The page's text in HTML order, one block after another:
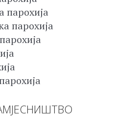
парохија
парохија